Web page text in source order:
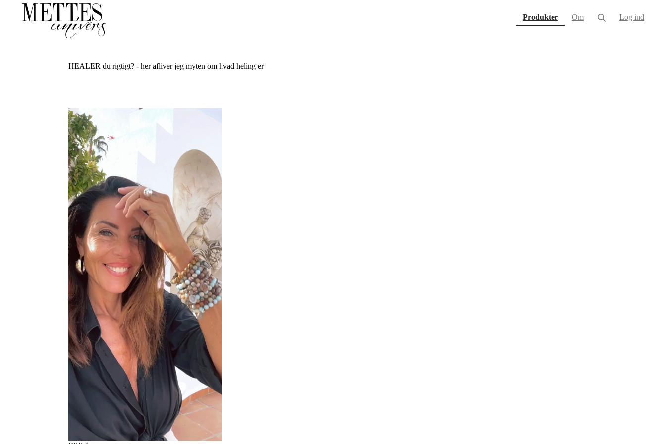
Produkter(current)
Om Log ind
HEALER du rigtigt? - her afliver jeg myten om hvad heling er